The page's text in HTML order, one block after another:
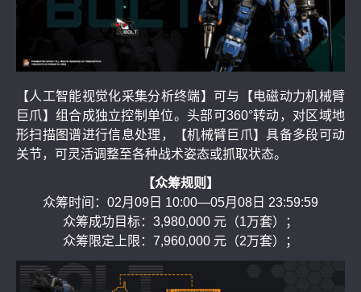
【人工智能视觉化采集分析终端】可与【电磁动力机械臂
巨爪】组合成独立控制单位。头部可360°转动，对区域地
形扫描图谱进行信息处理，【机械臂巨爪】具备多段可动
关节，可灵活调整至各种战术姿态或抓取状态。
【众筹规则】
众筹时间：02月09日 10:00—05月08日 23:59:59
众筹成功目标：3,980,000 元（1万套）；
众筹限定上限：7,960,000 元（2万套）；